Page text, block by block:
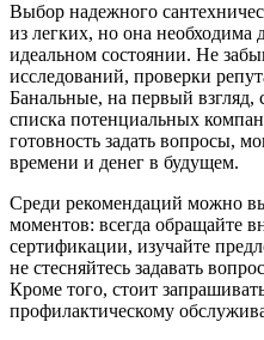
Выбор надежного
из легких, но она необходима
идеальном состоянии. Не
исследований, проверки
Банальные, на первый взгляд,
списка потенциальных
готовность задать вопросы,
времени и денег в будущем.
Среди рекомендаций можно
моментов: всегда обращайте
сертификации, изучайте
не стесняйтесь задавать
Кроме того, стоит
профилактическому